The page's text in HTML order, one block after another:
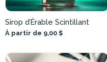
Sirop d’Érable Scintillant
À partir de 9,00 $